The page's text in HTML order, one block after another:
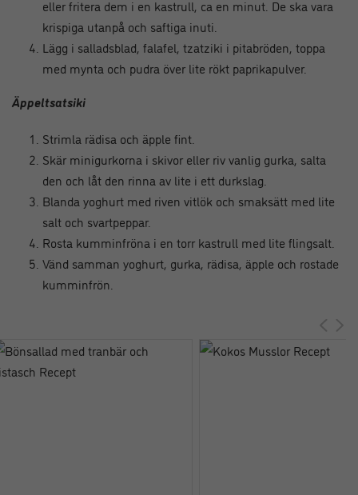
eller fritera dem i en kastrull, ca en minut. De ska vara
krispiga utanpå och saftiga inuti.
Lägg i salladsblad, falafel, tzatziki i pitabröden, toppa
med mynta och pudra över lite rökt paprikapulver.
Äppeltsatsiki
Strimla rädisa och äpple fint.
Skär minigurkorna i skivor eller riv vanlig gurka, salta
den och låt den rinna av lite i ett durkslag.
Blanda yoghurt med riven vitlök och smaksätt med lite
salt och svartpeppar.
Rosta kumminfröna i en torr kastrull med lite flingsalt.
Vänd samman yoghurt, gurka, rädisa, äpple och rostade
kumminfrön.